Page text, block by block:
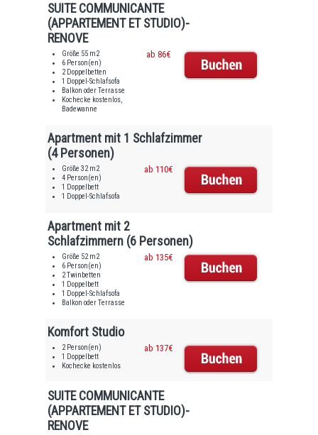
SUITE COMMUNICANTE
(APPARTEMENT ET STUDIO)-
RENOVE
Größe 55 m2
6 Person(en)
2 Doppelbetten
1 Doppel-Schlafsofa
Balkon oder Terrasse
Kochecke kostenlos,
Badewanne
ab 86€
Apartment mit 1 Schlafzimmer
(4 Personen)
Größe 32 m2
4 Person(en)
1 Doppelbett
1 Doppel-Schlafsofa
ab 110€
Apartment mit 2
Schlafzimmern (6 Personen)
Größe 52 m2
6 Person(en)
2 Twinbetten
1 Doppelbett
1 Doppel-Schlafsofa
Balkon oder Terrasse
ab 135€
Komfort Studio
2 Person(en)
1 Doppelbett
Kochecke kostenlos
ab 137€
SUITE COMMUNICANTE
(APPARTEMENT ET STUDIO)-
RENOVE